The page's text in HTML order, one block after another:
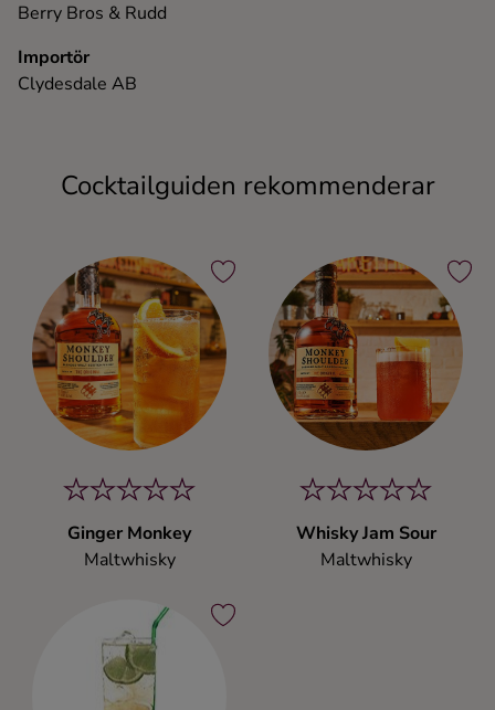
Berry Bros & Rudd
Importör
Clydesdale AB
Cocktailguiden rekommenderar
Ginger Monkey
Maltwhisky
Whisky Jam Sour
Maltwhisky